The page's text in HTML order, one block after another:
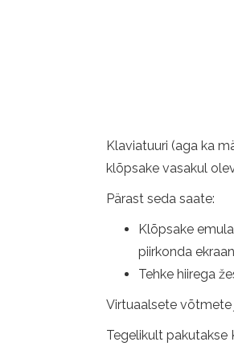
Klaviatuuri (aga ka
klõpsake vasakul
Pärast seda saate:
Klõpsake
piirkonda
Tehke hiirega
Virtuaalsete võtmete
Tegelikult pakutakse